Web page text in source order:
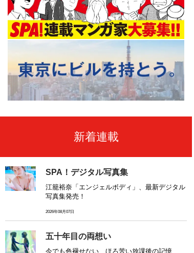
新着連載
SPA！デジタル写真集
江籠裕奈「エンジェルボディ」、最新デジタル
写真集発売！
2026年08月07日
五十年目の両想い
今でも色褪せない、ほろ苦い放課後の記憶